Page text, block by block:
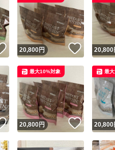
いいね！
20,800円 いいね！
20,800
いいね！
20,800円 いいね！
最大10%対象
20,800
最